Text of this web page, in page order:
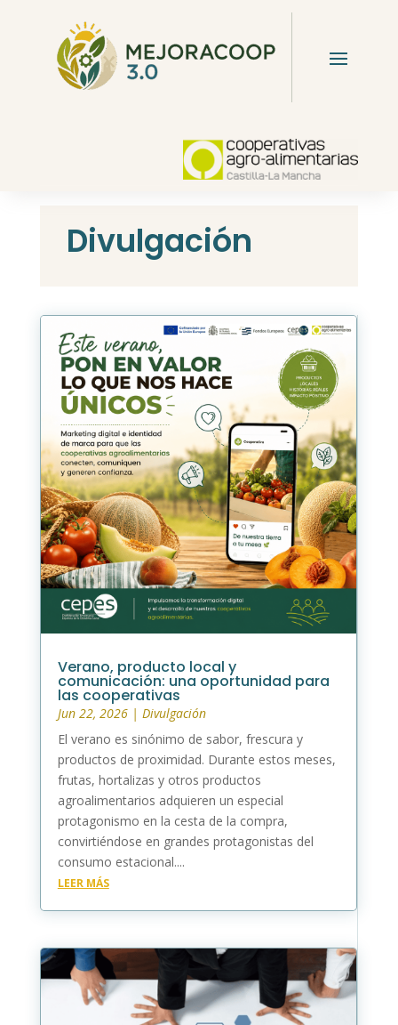
Divulgación
Verano, producto local y
comunicación: una oportunidad para
las cooperativas
Jun 22, 2026| Divulgación
El verano es sinónimo de sabor, frescura y
productos de proximidad. Durante estos meses,
frutas, hortalizas y otros productos
agroalimentarios adquieren un especial
protagonismo en la cesta de la compra,
convirtiéndose en grandes protagonistas del
consumo estacional....
LEER MÁS